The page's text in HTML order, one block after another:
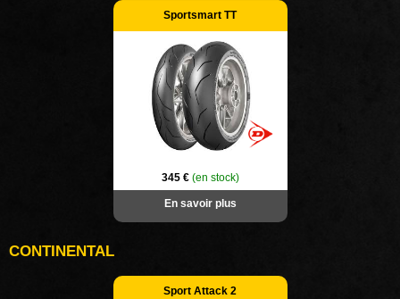
Sportsmart TT
345 € (en stock)
En savoir plus
CONTINENTAL
Sport Attack 2